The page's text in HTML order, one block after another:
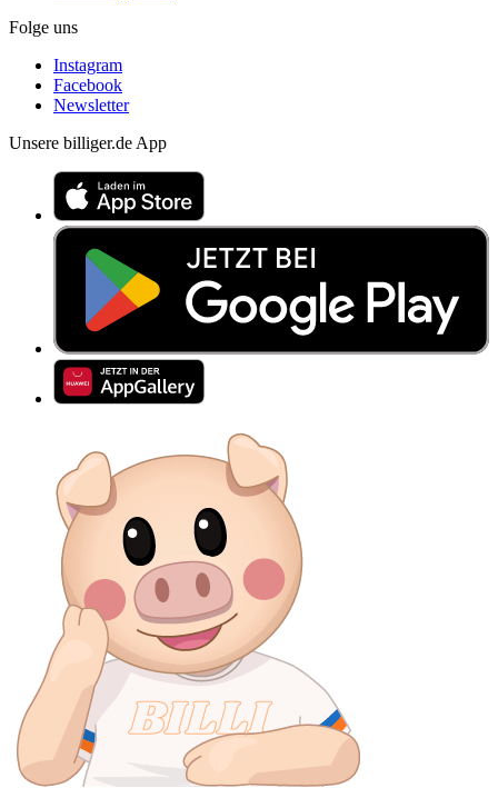
Folge uns
Instagram
Facebook
Newsletter
Unsere billiger.de App